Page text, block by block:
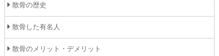
散骨の歴史
散骨した有名人
散骨のメリット・デメリット